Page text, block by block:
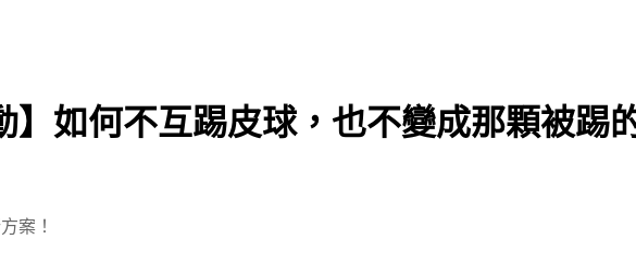
】如何不互踢皮球，也不變成那顆被踢
案！